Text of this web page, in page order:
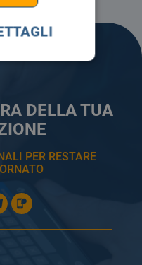
DELLA TUA
PER RESTARE